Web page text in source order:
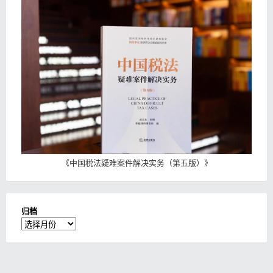
《中国税法疑难案件解决实务（第五版） 》
归档
归
档